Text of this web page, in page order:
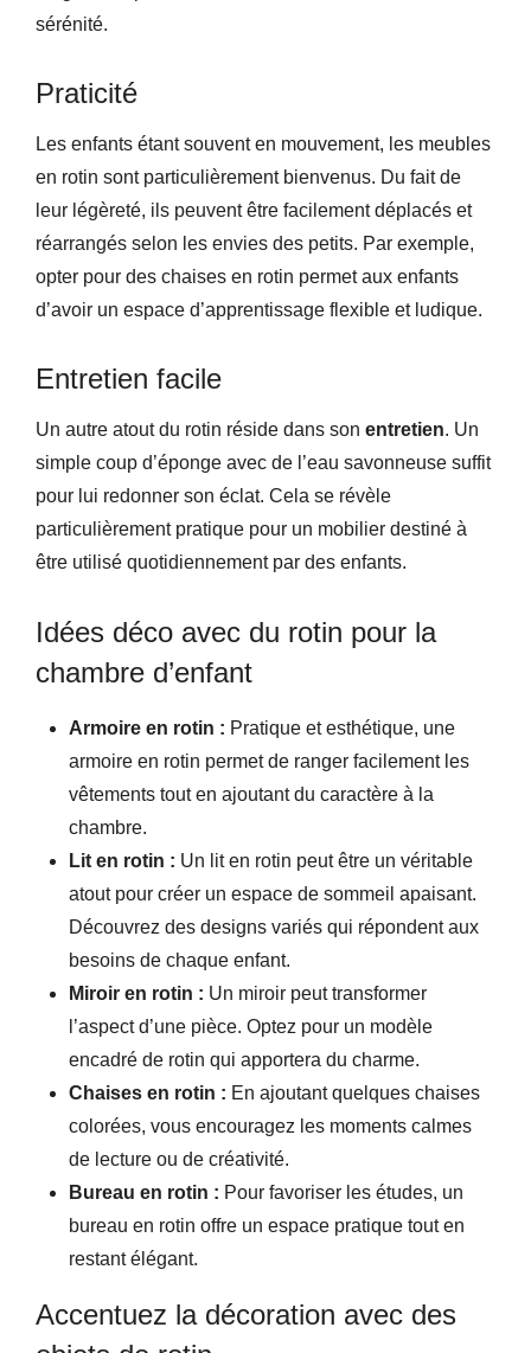
sérénité.
Praticité
Les enfants étant souvent en mouvement, les meubles
en rotin sont particulièrement bienvenus. Du fait de
leur légèreté, ils peuvent être facilement déplacés et
réarrangés selon les envies des petits. Par exemple,
opter pour des chaises en rotin permet aux enfants
d’avoir un espace d’apprentissage flexible et ludique.
Entretien facile
Un autre atout du rotin réside dans son entretien. Un
simple coup d’éponge avec de l’eau savonneuse suffit
pour lui redonner son éclat. Cela se révèle
particulièrement pratique pour un mobilier destiné à
être utilisé quotidiennement par des enfants.
Idées déco avec du rotin pour la
chambre d’enfant
Armoire en rotin : Pratique et esthétique, une
armoire en rotin permet de ranger facilement les
vêtements tout en ajoutant du caractère à la
chambre.
Lit en rotin : Un lit en rotin peut être un véritable
atout pour créer un espace de sommeil apaisant.
Découvrez des designs variés qui répondent aux
besoins de chaque enfant.
Miroir en rotin : Un miroir peut transformer
l’aspect d’une pièce. Optez pour un modèle
encadré de rotin qui apportera du charme.
Chaises en rotin : En ajoutant quelques chaises
colorées, vous encouragez les moments calmes
de lecture ou de créativité.
Bureau en rotin : Pour favoriser les études, un
bureau en rotin offre un espace pratique tout en
restant élégant.
Accentuez la décoration avec des